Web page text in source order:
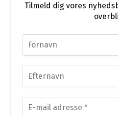
Tilmeld dig vores